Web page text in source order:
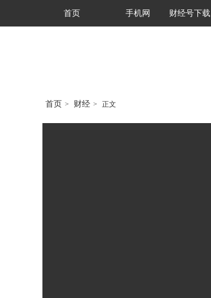
首页 手机网 财经号下载
首页 > 财经 > 正文